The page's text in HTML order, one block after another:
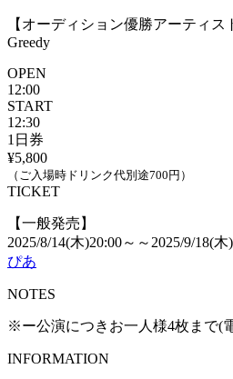
【オーディション優勝アーティス
Greedy
OPEN
12:00
START
12:30
1日券
¥5,800
（ご入場時ドリンク代別途700円）
TICKET
【一般発売】
2025/8/14(木)20:00～～2025/9/18(木
ぴあ
NOTES
※ー公演につきお一人様4枚まで(
INFORMATION